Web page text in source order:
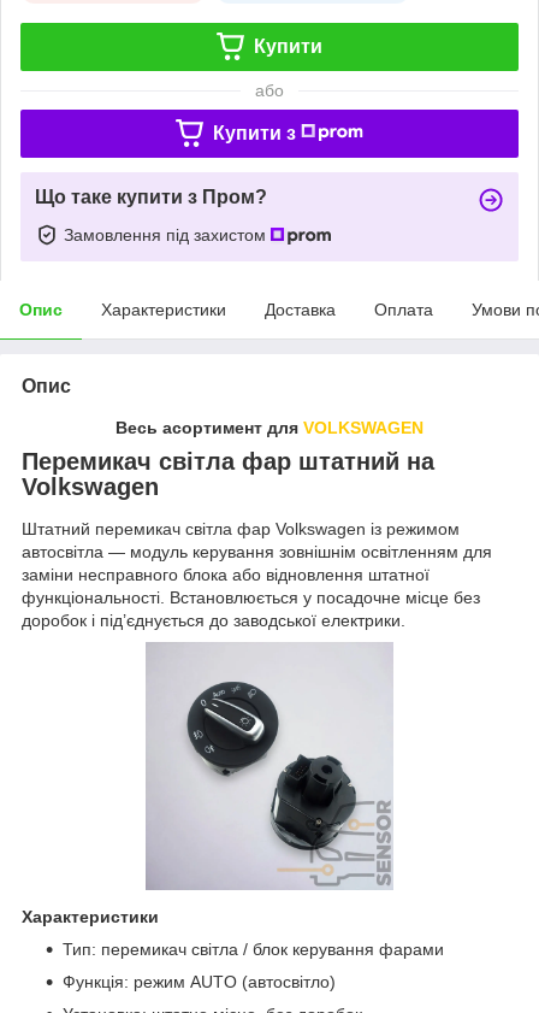
Купити
або
Купити з
Що таке купити з Пром?
Замовлення під захистом
Опис Характеристики Доставка Оплата Умови
Опис
Весь асортимент для VOLKSWAGEN
Перемикач світла фар штатний на
Volkswagen
Штатний перемикач світла фар Volkswagen із режимом
автосвітла — модуль керування зовнішнім освітленням для
заміни несправного блока або відновлення штатної
функціональності. Встановлюється у посадочне місце без
доробок і під’єднується до заводської електрики.
Характеристики
Тип: перемикач світла / блок керування фарами
Функція: режим AUTO (автосвітло)